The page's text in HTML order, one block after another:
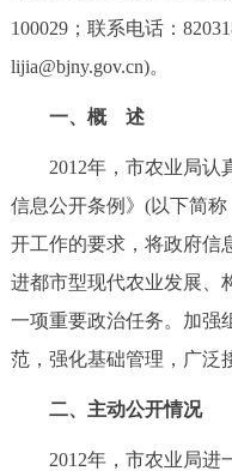
中介服务
12345网上接诉即办
参与调查
走进北京
北京概况
绿色北京
100029；联系电话：
lijia@bjny.gov.cn)。
一、概 述
2012年，市农业局认
信息公开条例》(以下简
开工作的要求，将政府信
进都市型现代农业发展、
一项重要政治任务。加强
范，强化基础管理，广泛
二、主动公开情况
2012年，市农业局进